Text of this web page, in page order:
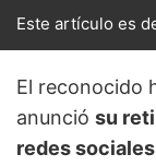
Este artículo es
El reconocido
anunció su
redes sociales